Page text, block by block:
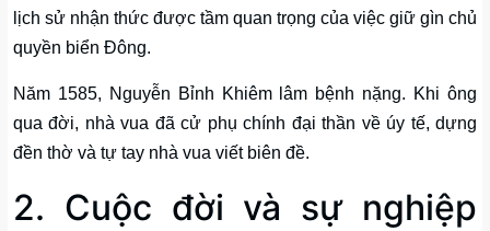
lịch sử nhận thức được tầm quan trọng của việc giữ gìn chủ
quyền biển Đông.
Năm 1585, Nguyễn Bỉnh Khiêm lâm bệnh nặng. Khi ông
qua đời, nhà vua đã cử phụ chính đại thần về úy tế, dựng
đền thờ và tự tay nhà vua viết biên đề.
2. Cuộc đời và sự nghiệp